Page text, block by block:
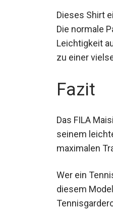
Dieses Shirt
Die normale
Leichtigkeit
zu einer
Fazit
Das FILA
seinem
maximalen
Wer ein
diesem